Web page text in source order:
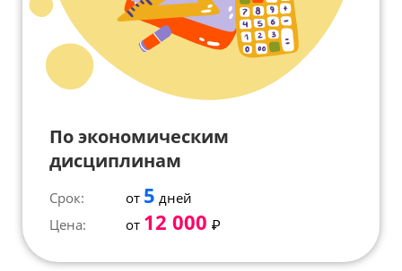
По экономическим
дисциплинам
Срок: от 5 дней
Цена:
от 12 000 ₽